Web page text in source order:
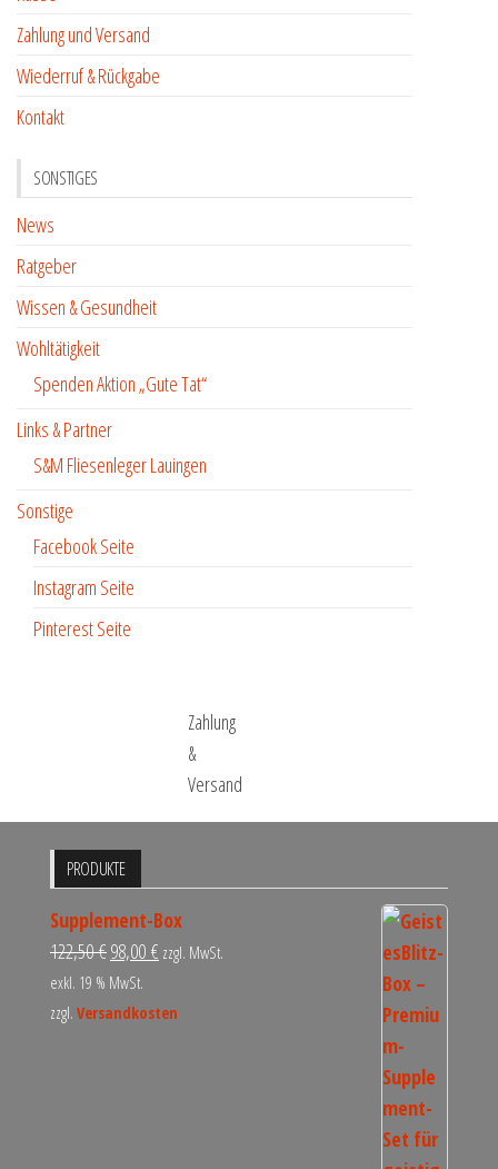
Zahlung und Versand
Wiederruf & Rückgabe
Kontakt
SONSTIGES
News
Ratgeber
Wissen & Gesundheit
Wohltätigkeit
Spenden Aktion „Gute Tat“
Links & Partner
S&M Fliesenleger Lauingen
Sonstige
Facebook Seite
Instagram Seite
Pinterest Seite
Zahlung
&
Versand
PRODUKTE
Supplement-Box
122,50€98,00 € zzgl. MwSt.
exkl. 19 % MwSt.
zzgl. Versandkosten